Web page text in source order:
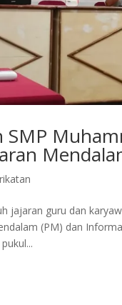
jajaran guru dan
(PM) dan